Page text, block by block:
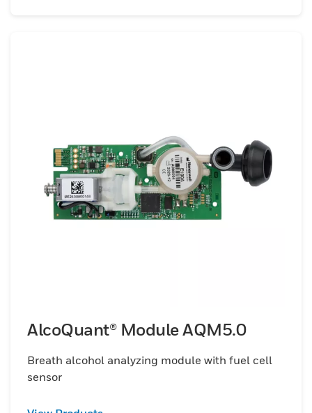
AlcoQuant® Module AQM5.0
Breath alcohol analyzing module with fuel cell
sensor